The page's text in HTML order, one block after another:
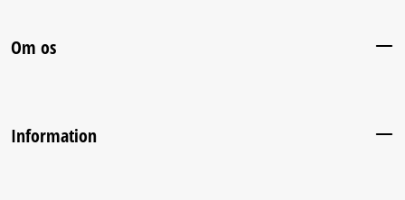
Om os
Information